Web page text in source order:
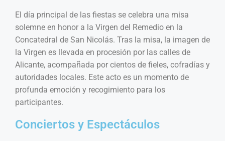
El día principal de las fiestas se celebra una misa
solemne en honor a la Virgen del Remedio en la
Concatedral de San Nicolás. Tras la misa, la imagen de
la Virgen es llevada en procesión por las calles de
Alicante, acompañada por cientos de fieles, cofradías y
autoridades locales. Este acto es un momento de
profunda emoción y recogimiento para los
participantes.
Conciertos y Espectáculos